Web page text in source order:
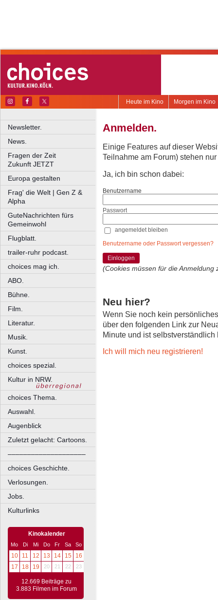
Morgen im Kino
Heute im Kino
Newsletter.
News.
Fragen der Zeit
Zukunft JETZT
Europa gestalten
Frag' die Welt | Gen Z &
Alpha
GuteNachrichten fürs
Gemeinwohl
Flugblatt.
trailer-ruhr podcast.
choices mag ich.
ABO.
Bühne.
Film.
Literatur.
Musik.
Kunst.
choices spezial.
Kultur in NRW.
choices Thema.
Auswahl.
Augenblick
Zuletzt gelacht: Cartoons.
––––––––––––––––––––
choices Geschichte.
Verlosungen.
Jobs.
Kulturlinks
Kinokalender
Mo Di Mi Do Fr Sa So
10 11 12 13 14 15
16
17
18 19 20 21 22 23
12.669 Beiträge zu
3.883 Filmen im Forum
Anmelden.
Einige Features auf dieser
Teilnahme am Forum) stehen
Ja, ich bin schon dabei:
Benutzername
Passwort
angemeldet bleiben
Benutzername oder Passwort vergessen?
Einloggen
(Cookies müssen für die Anmeldung
Neu hier?
Wenn Sie noch kein
über den folgenden Link zur
Minute und ist selbstverständlich
Ich will mich neu registrieren!